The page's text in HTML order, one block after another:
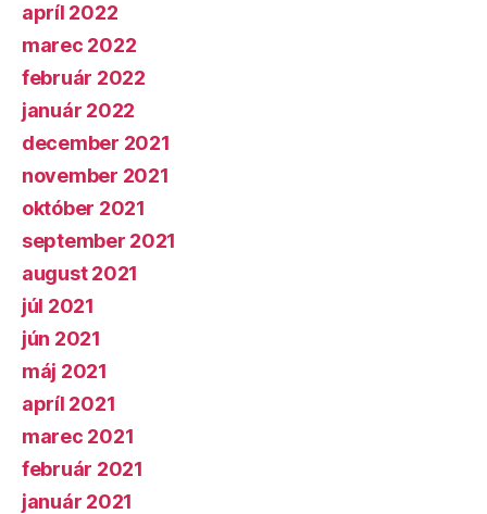
apríl 2022
marec 2022
február 2022
január 2022
december 2021
november 2021
október 2021
september 2021
august 2021
júl 2021
jún 2021
máj 2021
apríl 2021
marec 2021
február 2021
január 2021